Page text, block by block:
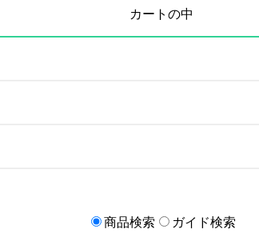
カートの中
商品検索 ガイド検索